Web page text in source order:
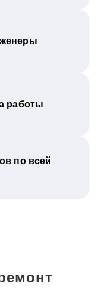
работы
по всей